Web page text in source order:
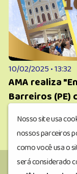
10/02/2025 • 13:32
AMA realiza
Barreiros (PE)
Nosso site usa
nossos parceiros
como você usa o
será considerado